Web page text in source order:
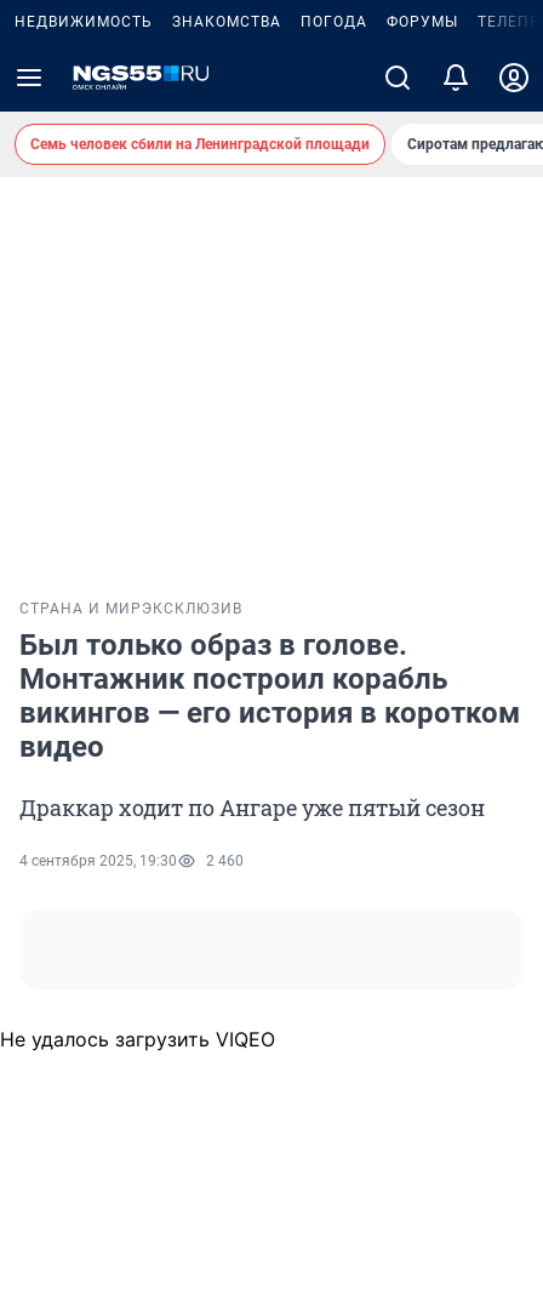
НЕДВИЖИМОСТЬ ЗНАКОМСТВА ПОГОДА ФОРУМЫ
Семь человек сбили на Ленинградской площади Сиротам
СТРАНА И МИР ЭКСКЛЮЗИВ
Был только образ в голове.
Монтажник построил корабль
викингов — его история в коротком
видео
Драккар ходит по Ангаре уже пятый сезон
4 сентября 2025, 19:30 2 460
Не удалось загрузить VIQEO